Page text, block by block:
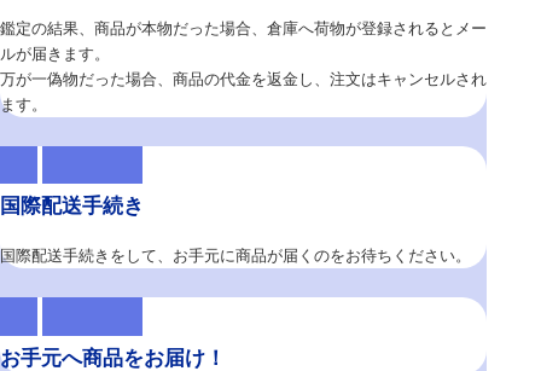
鑑定の結果、商品が本物だった場合、倉庫へ荷物が登録されるとメー
ルが届きます。
万が一偽物だった場合、商品の代金を返金し、注文はキャンセルされ
ます。
国際配送手続き
国際配送手続きをして、お手元に商品が届くのをお待ちください。
お手元へ商品をお届け！